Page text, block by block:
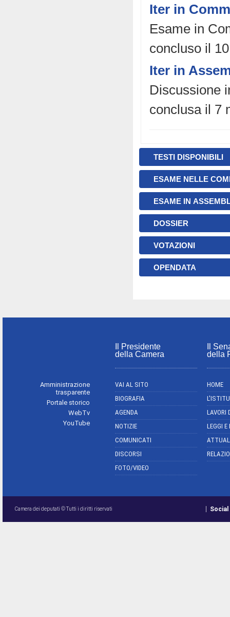
Iter in
Esame in
concluso il
Iter in
Discussione
conclusa il 7
TESTI DISPONIBILI
ESAME NELLE
ESAME IN
DOSSIER
VOTAZIONI
OPENDATA
Amministrazione
trasparente
Portale storico
WebTv
YouTube
Il Presidente
della Camera
VAI AL SITO
BIOGRAFIA
AGENDA
NOTIZIE
COMUNICATI
DISCORSI
FOTO/VIDEO
Il
della
HOME
LAVORI
LEGGI
Camera dei deputati © Tutti i diritti riservati Social